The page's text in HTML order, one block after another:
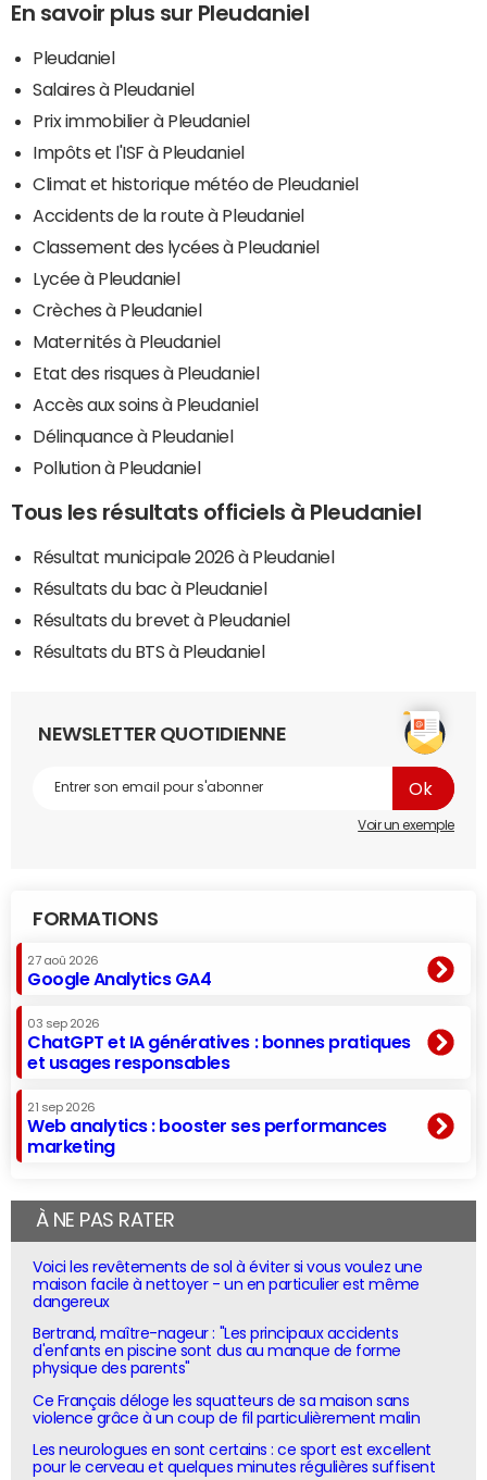
En savoir plus sur Pleudaniel
Pleudaniel
Salaires à Pleudaniel
Prix immobilier à Pleudaniel
Impôts et l'ISF à Pleudaniel
Climat et historique météo de Pleudaniel
Accidents de la route à Pleudaniel
Classement des lycées à Pleudaniel
Lycée à Pleudaniel
Crèches à Pleudaniel
Maternités à Pleudaniel
Etat des risques à Pleudaniel
Accès aux soins à Pleudaniel
Délinquance à Pleudaniel
Pollution à Pleudaniel
Tous les résultats officiels à Pleudaniel
Résultat municipale 2026 à Pleudaniel
Résultats du bac à Pleudaniel
Résultats du brevet à Pleudaniel
Résultats du BTS à Pleudaniel
NEWSLETTER QUOTIDIENNE
Voir un exemple
FORMATIONS
27 aoû 2026
Google Analytics GA4
03 sep 2026
ChatGPT et IA génératives : bonnes pratiques
et usages responsables
21 sep 2026
Web analytics : booster ses performances
marketing
À NE PAS RATER
Voici les revêtements de sol à éviter si vous voulez une
maison facile à nettoyer - un en particulier est même
dangereux
Bertrand, maître-nageur : "Les principaux accidents
d'enfants en piscine sont dus au manque de forme
physique des parents"
Ce Français déloge les squatteurs de sa maison sans
violence grâce à un coup de fil particulièrement malin
Les neurologues en sont certains : ce sport est excellent
pour le cerveau et quelques minutes régulières suffisent